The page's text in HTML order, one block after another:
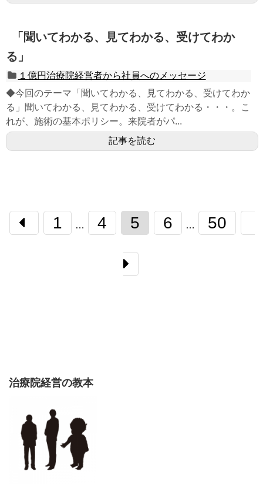
「聞いてわかる、見てわかる、受けてわか
る」
１億円治療院経営者から社員へのメッセージ
◆今回のテーマ「聞いてわかる、見てわかる、受けてわか
る」聞いてわかる、見てわかる、受けてわかる・・・。こ
れが、施術の基本ポリシー。来院者がパ...
記事を読む
1 … 4 5 6 … 50
治療院経営の教本